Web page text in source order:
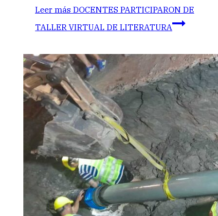
Leer más DOCENTES PARTICIPARON DE
TALLER VIRTUAL DE LITERATURA